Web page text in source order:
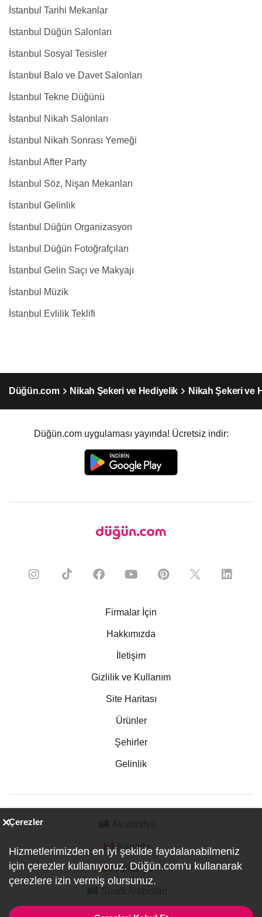
İstanbul Tarihi Mekanlar
İstanbul Düğün Salonları
İstanbul Sosyal Tesisler
İstanbul Balo ve Davet Salonları
İstanbul Tekne Düğünü
İstanbul Nikah Salonları
İstanbul Nikah Sonrası Yemeği
İstanbul After Party
İstanbul Söz, Nişan Mekanları
İstanbul Gelinlik
İstanbul Düğün Organizasyon
İstanbul Düğün Fotoğrafçıları
İstanbul Gelin Saçı ve Makyajı
İstanbul Müzik
İstanbul Evlilik Teklifi
Düğün.com Nikah Şekeri ve Hediyelik Nikah Şekeri ve
Düğün.com uygulaması yayında! Ücretsiz indir:
Firmalar İçin
Hakkımızda
İletişim
Gizlilik ve Kullanım
Site Haritası
Ürünler
Şehirler
Gelinlik
Kanada
Almanya
Çerezler
Hizmetlerimizden en iyi şekilde faydalanabilmeniz
için çerezler kullanıyoruz. Düğün.com'u kullanarak
çerezlere izin vermiş olursunuz.